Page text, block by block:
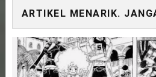
ARTIKEL MENARIK.